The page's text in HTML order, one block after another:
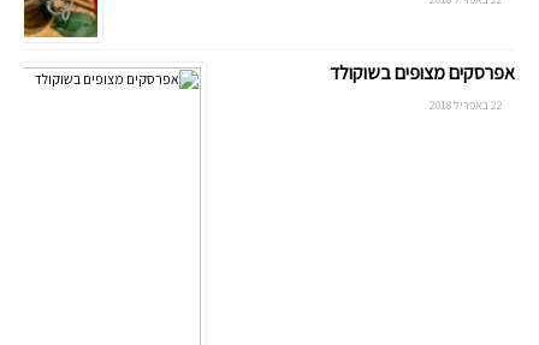
אפרסקים מצופים בשוקולד
22 באפריל 2018